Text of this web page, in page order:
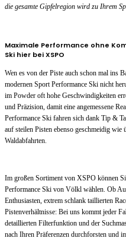
die gesamte Gipfelregion wird zu Ihrem
Maximale Performance ohne
Ski hier bei XSPO
Wen es von der Piste auch schon mal ins
modernen Sport Performance Ski nicht
im Powder oft hohe Geschwindigkeiten
und Präzision, damit eine angemessene
Performance Ski fahren sich dank Tip &
auf steilen Pisten ebenso geschmeidig wie
Waldabfahrten.
Im großen Sortiment von XSPO können
Performance Ski von Völkl wählen. Ob
Enthusiasten, extrem schlank taillierten
Pistenverhältnisse: Bei uns kommt jeder
detaillierten Filterfunktion und der
nach Ihren Präferenzen durchforsten und